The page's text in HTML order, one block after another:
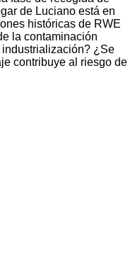
de Luciano está en
históricas de RWE
la contaminación
¿Se
contribuye al riesgo de